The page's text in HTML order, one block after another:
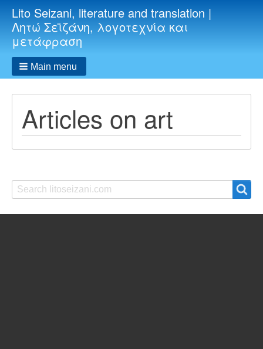
Lito Seizani, literature and translation |
Λητώ Σεϊζάνη, λογοτεχνία και
μετάφραση
Main menu
Articles on art
Search
Search